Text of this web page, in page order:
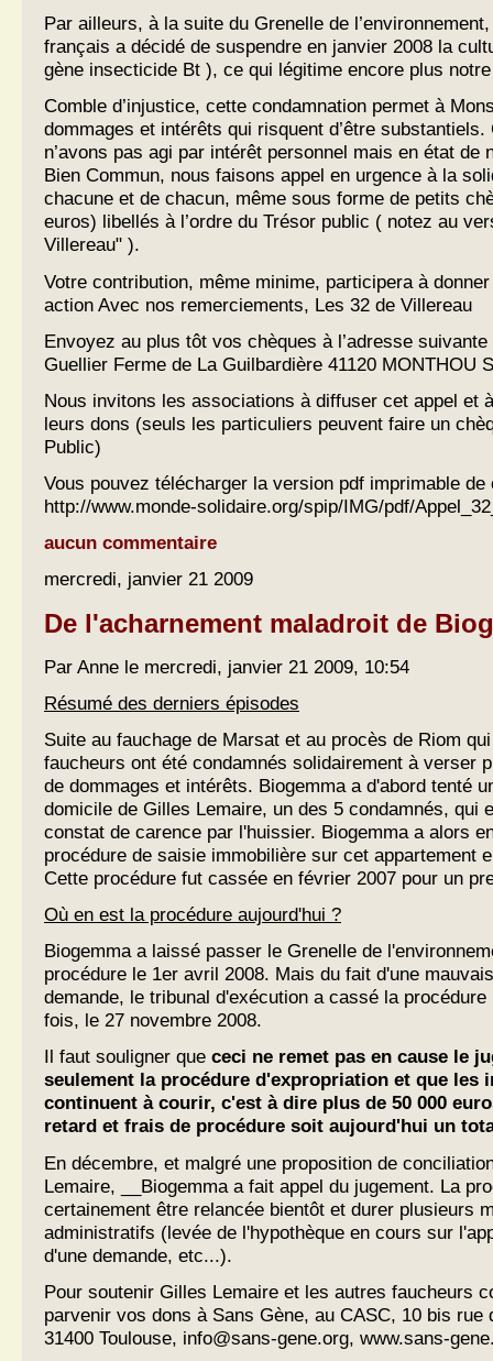
Par ailleurs, à la suite du Grenelle de
français a décidé de suspendre en janvier 2008 la
gène insecticide Bt ), ce qui légitime encore plus
Comble d’injustice, cette condamnation permet à
dommages et intérêts qui risquent d’être
n’avons pas agi par intérêt personnel mais en état de
Bien Commun, nous faisons appel en urgence à la
chacune et de chacun, même sous forme de petits
euros) libellés à l’ordre du Trésor public ( notez au
Villereau" ).
Votre contribution, même minime, participera à
action Avec nos remerciements, Les 32 de Villereau
Envoyez au plus tôt vos chèques à l’adresse
Guellier Ferme de La Guilbardière 41120 MONTHOU
Nous invitons les associations à diffuser cet appel et
leurs dons (seuls les particuliers peuvent faire un
Public)
Vous pouvez télécharger la version pdf imprimable
http://www.monde-solidaire.org/spip/IMG/pdf/
aucun commentaire
mercredi, janvier 21 2009
De l'acharnement maladroit de
Par Anne le mercredi, janvier 21 2009, 10:54
Résumé des derniers épisodes
Suite au fauchage de Marsat et au procès de Riom
faucheurs ont été condamnés solidairement à verser
de dommages et intérêts. Biogemma a d'abord tenté
domicile de Gilles Lemaire, un des 5 condamnés, qui
constat de carence par l'huissier. Biogemma a alors
procédure de saisie immobilière sur cet appartement
Cette procédure fut cassée en février 2007 pour un
Où en est la procédure aujourd'hui ?
Biogemma a laissé passer le Grenelle de
procédure le 1er avril 2008. Mais du fait d'une
demande, le tribunal d'exécution a cassé la procédure
fois, le 27 novembre 2008.
Il faut souligner que ceci ne remet pas en cause le
seulement la procédure d'expropriation et que les
continuent à courir, c'est à dire plus de 50 000
retard et frais de procédure soit aujourd'hui un
En décembre, et malgré une proposition de
Lemaire, __Biogemma a fait appel du jugement. La
certainement être relancée bientôt et durer plusieurs
administratifs (levée de l'hypothèque en cours sur
d'une demande, etc...).
Pour soutenir Gilles Lemaire et les autres faucheurs
parvenir vos dons à Sans Gène, au CASC, 10 bis rue
31400 Toulouse, info@sans-gene.org, www.sans-